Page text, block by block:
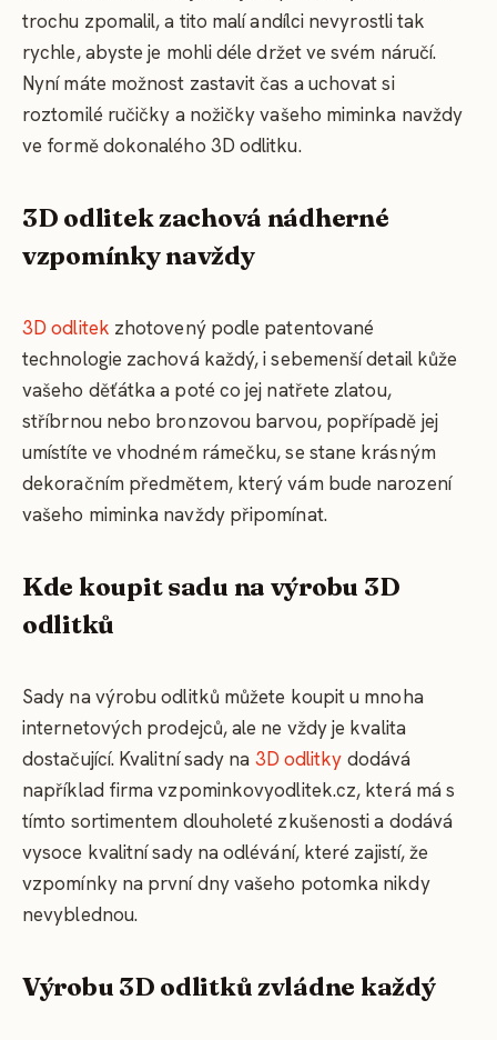
trochu zpomalil, a tito malí andílci nevyrostli tak
rychle, abyste je mohli déle držet ve svém náručí.
Nyní máte možnost zastavit čas a uchovat si
roztomilé ručičky a nožičky vašeho miminka navždy
ve formě dokonalého 3D odlitku.
3D odlitek zachová nádherné
vzpomínky navždy
3D odlitek zhotovený podle patentované
technologie zachová každý, i sebemenší detail kůže
vašeho děťátka a poté co jej natřete zlatou,
stříbrnou nebo bronzovou barvou, popřípadě jej
umístíte ve vhodném rámečku, se stane krásným
dekoračním předmětem, který vám bude narození
vašeho miminka navždy připomínat.
Kde koupit sadu na výrobu 3D
odlitků
Sady na výrobu odlitků můžete koupit u mnoha
internetových prodejců, ale ne vždy je kvalita
dostačující. Kvalitní sady na 3D odlitky dodává
například firma vzpominkovyodlitek.cz, která má s
tímto sortimentem dlouholeté zkušenosti a dodává
vysoce kvalitní sady na odlévání, které zajistí, že
vzpomínky na první dny vašeho potomka nikdy
nevyblednou.
Výrobu 3D odlitků zvládne každý